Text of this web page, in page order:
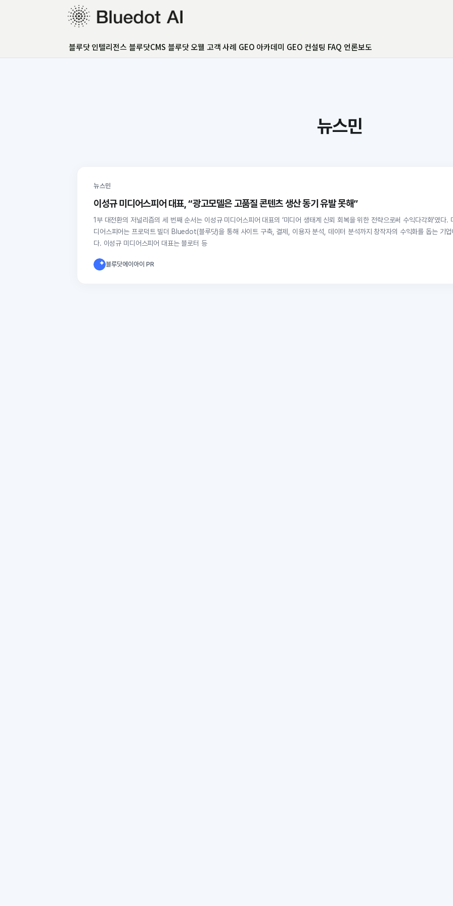
블루닷 인텔리전스
블루닷CMS
블루닷 인텔리전스 블루닷CMS 블루닷 오웰 고객 사례 GEO 아카데미 GEO 컨설팅 FAQ 언론보도
뉴스민
뉴스민
이성규 미디어스피어 대표, “광고모델은 고품질 콘텐츠 생산 동기 유발 못해”
1부 대전환의 저널리즘의 세 번째 순서는 이성규 미디어스피어 대표의 ‘미디어 생태계 신뢰 회복을 위한 전략으로써 수익다각화’였다.
디어스피어는 프로덕트 빌더 Bluedot(블루닷)을 통해 사이트 구축, 결제, 이용자 분석, 데이터 분석까지 창작자의 수익화를 돕는 기업
다. 이성규 미디어스피어 대표는 블로터 등
블루닷에이아이 PR